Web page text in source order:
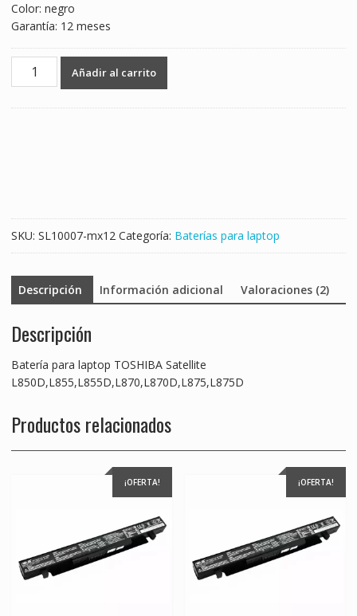
Color: negro
Garantía: 12 meses
Batería
Añadir al carrito
SKU: SL10007-mx12 Categoría: Baterías para laptop
Descripción Información adicional Valoraciones (2)
Descripción
Batería para laptop TOSHIBA Satellite
L850D,L855,L855D,L870,L870D,L875,L875D
Productos relacionados
¡OFERTA! ¡OFERTA!